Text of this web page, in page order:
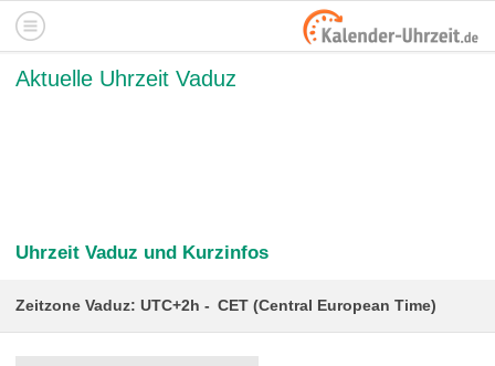
Aktuelle Uhrzeit Vaduz
Uhrzeit Vaduz und Kurzinfos
Zeitzone Vaduz: UTC+2h CET (Central European Time)